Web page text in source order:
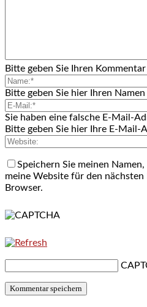
Bitte geben Sie Ihren
Bitte geben Sie hier Ihren Namen
Sie haben eine falsche E-Mail-
Bitte geben Sie hier Ihre E-Mail-
Speichern Sie meinen
meine Website für den
Browser.